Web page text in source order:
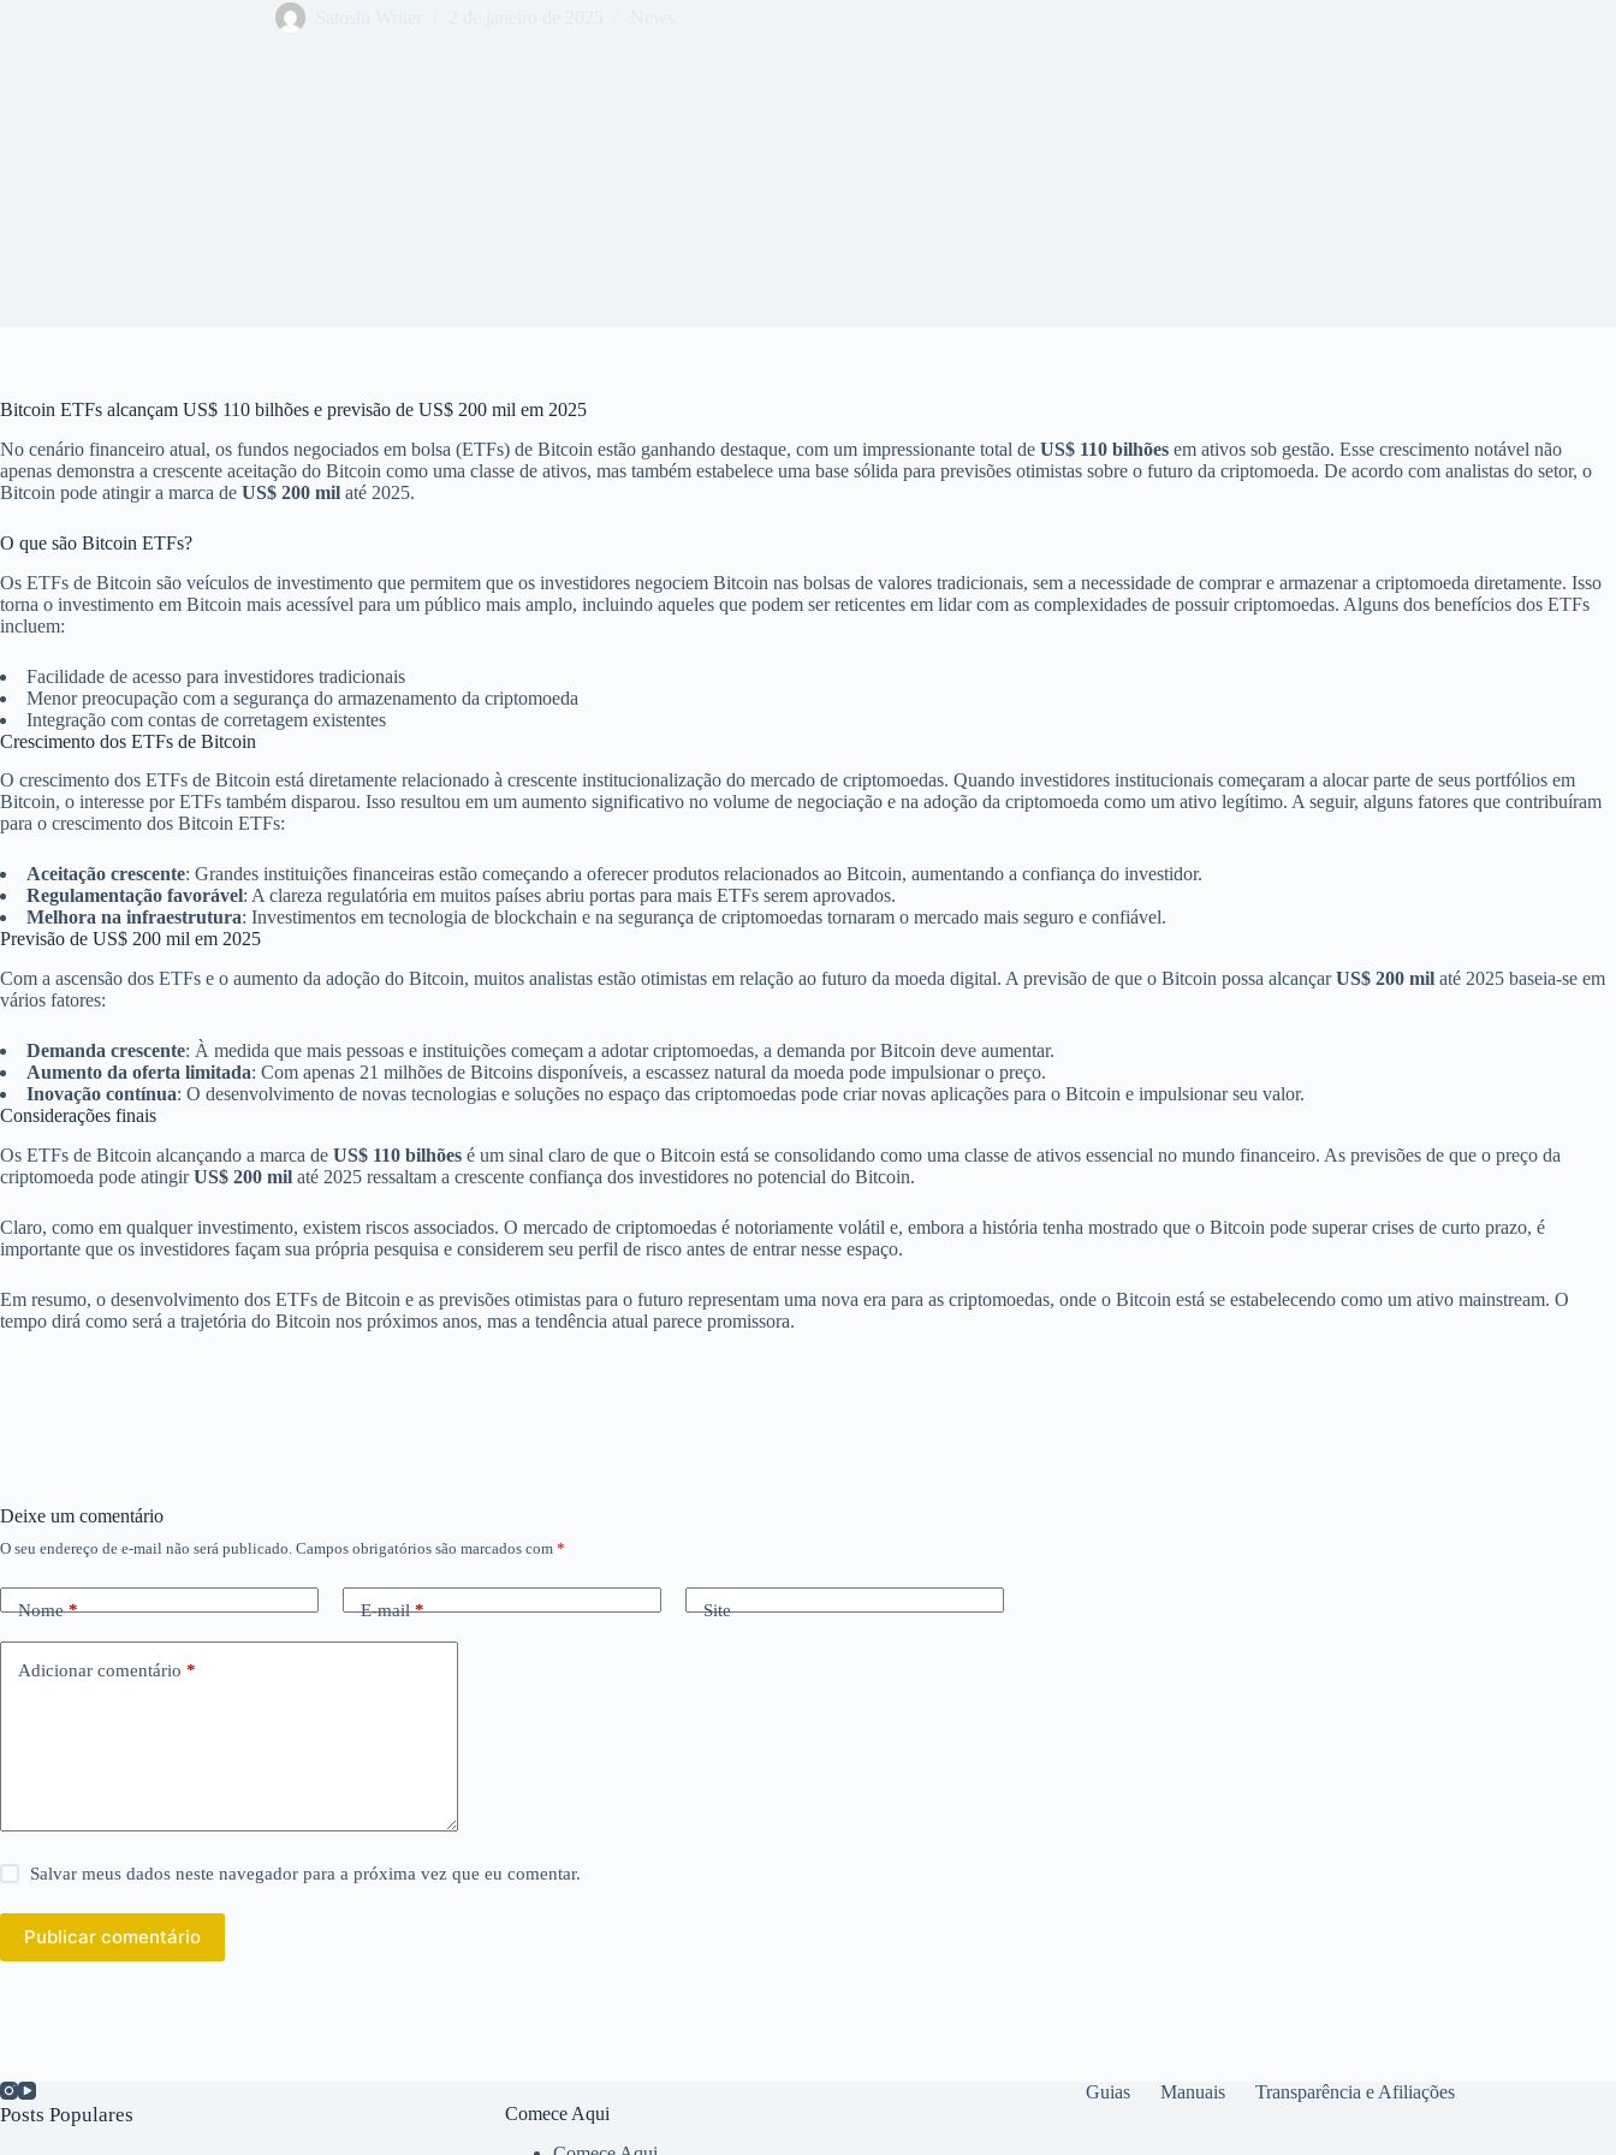
Bitcoin ETFs alcançam US$ 110 bilhões e previsão de US$ 200 mil em 2025
No cenário financeiro atual, os fundos negociados em bolsa (ETFs) de Bitcoin estão ganhando destaque, com um impressionante total de US$ 110 bilhões em ativos sob gestão. Esse crescimento notável não
apenas demonstra a crescente aceitação do Bitcoin como uma classe de ativos, mas também estabelece uma base sólida para previsões otimistas sobre o futuro da criptomoeda. De acordo com analistas do setor, o
Bitcoin pode atingir a marca de US$ 200 mil até 2025.
O que são Bitcoin ETFs?
Os ETFs de Bitcoin são veículos de investimento que permitem que os investidores negociem Bitcoin nas bolsas de valores tradicionais, sem a necessidade de comprar e armazenar a criptomoeda diretamente. Isso
torna o investimento em Bitcoin mais acessível para um público mais amplo, incluindo aqueles que podem ser reticentes em lidar com as complexidades de possuir criptomoedas. Alguns dos benefícios dos ETFs
incluem:
Facilidade de acesso para investidores tradicionais
Menor preocupação com a segurança do armazenamento da criptomoeda
Integração com contas de corretagem existentes
Crescimento dos ETFs de Bitcoin
O crescimento dos ETFs de Bitcoin está diretamente relacionado à crescente institucionalização do mercado de criptomoedas. Quando investidores institucionais começaram a alocar parte de seus portfólios em
Bitcoin, o interesse por ETFs também disparou. Isso resultou em um aumento significativo no volume de negociação e na adoção da criptomoeda como um ativo legítimo. A seguir, alguns fatores que contribuíram
para o crescimento dos Bitcoin ETFs:
Aceitação crescente: Grandes instituições financeiras estão começando a oferecer produtos relacionados ao Bitcoin, aumentando a confiança do investidor.
Regulamentação favorável: A clareza regulatória em muitos países abriu portas para mais ETFs serem aprovados.
Melhora na infraestrutura: Investimentos em tecnologia de blockchain e na segurança de criptomoedas tornaram o mercado mais seguro e confiável.
Previsão de US$ 200 mil em 2025
Com a ascensão dos ETFs e o aumento da adoção do Bitcoin, muitos analistas estão otimistas em relação ao futuro da moeda digital. A previsão de que o Bitcoin possa alcançarUS$ 200 mil até 2025 baseia-se em
vários fatores:
Demanda crescente: À medida que mais pessoas e instituições começam a adotar criptomoedas, a demanda por Bitcoin deve aumentar.
Aumento da oferta limitada: Com apenas 21 milhões de Bitcoins disponíveis, a escassez natural da moeda pode impulsionar o preço.
Inovação contínua: O desenvolvimento de novas tecnologias e soluções no espaço das criptomoedas pode criar novas aplicações para o Bitcoin e impulsionar seu valor.
Considerações finais
Os ETFs de Bitcoin alcançando a marca de US$ 110 bilhões é um sinal claro de que o Bitcoin está se consolidando como uma classe de ativos essencial no mundo financeiro. As previsões de que o preço da
criptomoeda pode atingirUS$ 200 mil até 2025 ressaltam a crescente confiança dos investidores no potencial do Bitcoin.
Claro, como em qualquer investimento, existem riscos associados. O mercado de criptomoedas é notoriamente volátil e, embora a história tenha mostrado que o Bitcoin pode superar crises de curto prazo, é
importante que os investidores façam sua própria pesquisa e considerem seu perfil de risco antes de entrar nesse espaço.
Em resumo, o desenvolvimento dos ETFs de Bitcoin e as previsões otimistas para o futuro representam uma nova era para as criptomoedas, onde o Bitcoin está se estabelecendo como um ativo mainstream. O
tempo dirá como será a trajetória do Bitcoin nos próximos anos, mas a tendência atual parece promissora.
Deixe um comentário
O seu endereço de e-mail não será publicado. Campos obrigatórios são marcados com *
Nome* E-mail* Site
Adicionar comentário *
Salvar meus dados neste navegador para a próxima vez que eu comentar.
Publicar comentário
Guias Manuais Transparência e Afiliações
Posts Populares
Comece Aqui